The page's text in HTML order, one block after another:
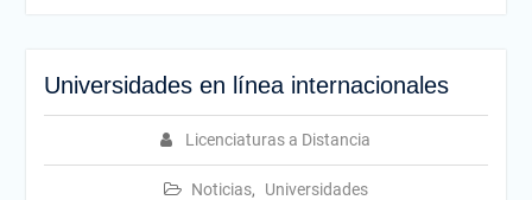
Universidades en línea internacionales
Licenciaturas a Distancia
Noticias, Universidades